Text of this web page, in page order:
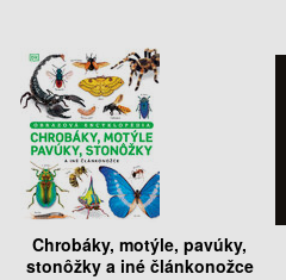
Chrobáky, motýle, pavúky,
stonôžky a iné článkonožce